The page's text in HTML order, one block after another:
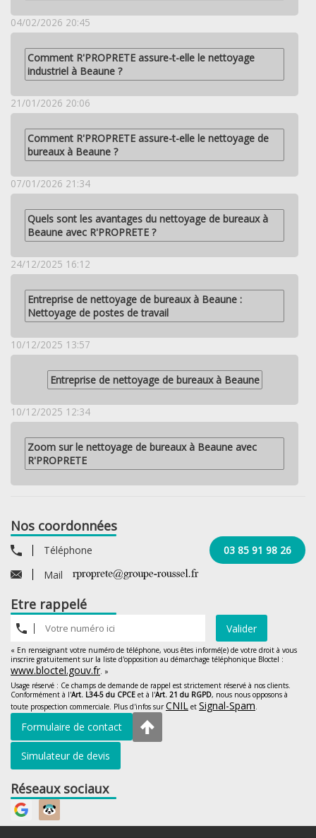
04/02/2026 20:45
Comment R'PROPRETE assure-t-elle le nettoyage
industriel à Beaune ?
21/01/2026 20:06
Comment R'PROPRETE assure-t-elle le nettoyage de
bureaux à Beaune ?
07/01/2026 21:34
Quels sont les avantages du nettoyage de bureaux à
Beaune avec R'PROPRETE ?
24/12/2025 16:12
Entreprise de nettoyage de bureaux à Beaune :
Nettoyage de postes de travail
10/12/2025 13:57
Entreprise de nettoyage de bureaux à Beaune
10/12/2025 12:34
Zoom sur le nettoyage de bureaux à Beaune avec
R'PROPRETE
Nos coordonnées
Téléphone
03 85 91 98 26
Mail
Etre rappelé
Valider
« En renseignant votre numéro de téléphone, vous êtes informé(e) de votre droit à vous
inscrire gratuitement sur la liste d'opposition au démarchage téléphonique Bloctel :
www.bloctel.gouv.fr . »
Usage réservé : Ce champs de demande de rappel est strictement réservé à nos clients.
Conformément à l'Art. L34-5 du CPCE et à l'Art. 21 du RGPD, nous nous opposons à
toute prospection commerciale. Plus d'infos surCNIL et Signal-Spam
Formulaire de contact
Simulateur de devis
Réseaux sociaux